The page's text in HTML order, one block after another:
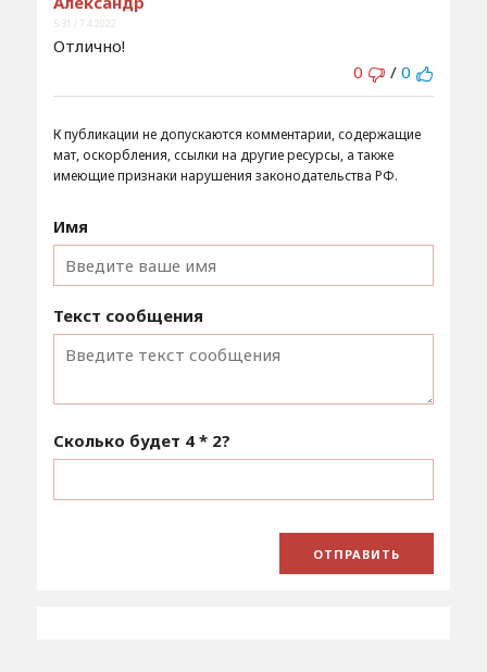
5:31 / 7.4.2022
Отлично!
0
/ 0
К публикации не допускаются комментарии, содержащие
мат, оскорбления, ссылки на другие ресурсы, а также
имеющие признаки нарушения законодательства РФ.
Имя
Текст сообщения
Сколько будет 4 * 2?